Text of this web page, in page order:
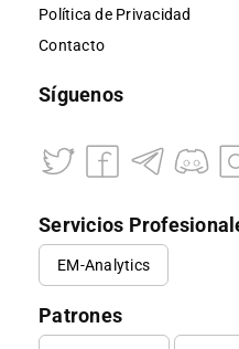
Política de Privacidad
Contacto
Síguenos
Servicios
EM-Analytics
Patrones